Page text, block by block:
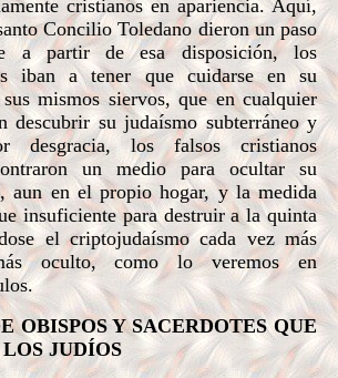
cristianos en apariencia. Aquí,
Concilio Toledano dieron un paso
a partir de esa disposición, los
iban a tener que cuidarse en su
mismos siervos, que en cualquier
descubrir su judaísmo subterráneo y
desgracia, los falsos cristianos
un medio para ocultar su
aun en el propio hogar, y la medida
insuficiente para destruir a la quinta
el criptojudaísmo cada vez más
oculto, como lo veremos en
OBISPOS Y SACERDOTES QUE
JUDÍOS